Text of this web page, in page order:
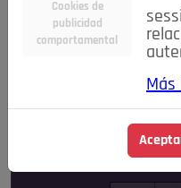
Entretenimiento
Internacional
Madrid
Escucha el audio de
Cookies de
publicidad
comportamental
Más